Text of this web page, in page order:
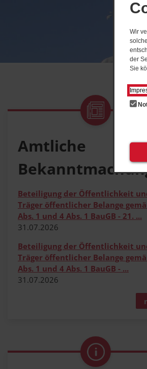
Wir
der
Sie
Amtliche
Beteiligung der Öffentlichkeit
Träger öffentlicher Belange
Abs. 1 und 4 Abs. 1 BauGB - 21. ...
31.07.2026
Beteiligung der Öffentlichkeit
Träger öffentlicher Belange
Abs. 1 und 4 Abs. 1 BauGB - ...
31.07.2026